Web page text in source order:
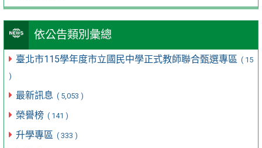
依公告類別彙總
臺北市115學年度市立國民中學正式教師聯合甄選專區 ( 15
)
最新訊息 ( 5,053 )
榮譽榜 ( 141 )
升學專區 ( 333 )